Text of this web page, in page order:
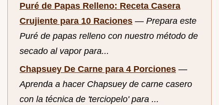
Puré de Papas Relleno: Receta Casera
Crujiente para 10 Raciones — Prepara este
Puré de papas relleno con nuestro método de
secado al vapor para...
Chapsuey De Carne para 4 Porciones —
Aprenda a hacer Chapsuey de carne casero
con la técnica de 'terciopelo' para ...